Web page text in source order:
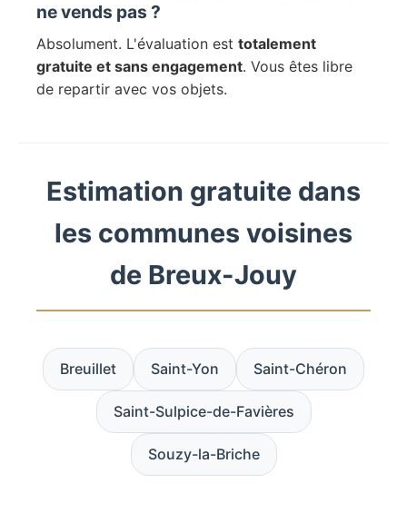
ne vends pas ?
Absolument. L'évaluation est totalement
gratuite et sans engagement. Vous êtes libre
de repartir avec vos objets.
Estimation gratuite dans
les communes voisines
de Breux-Jouy
Breuillet Saint-Yon Saint-Chéron
Saint-Sulpice-de-Favières
Souzy-la-Briche